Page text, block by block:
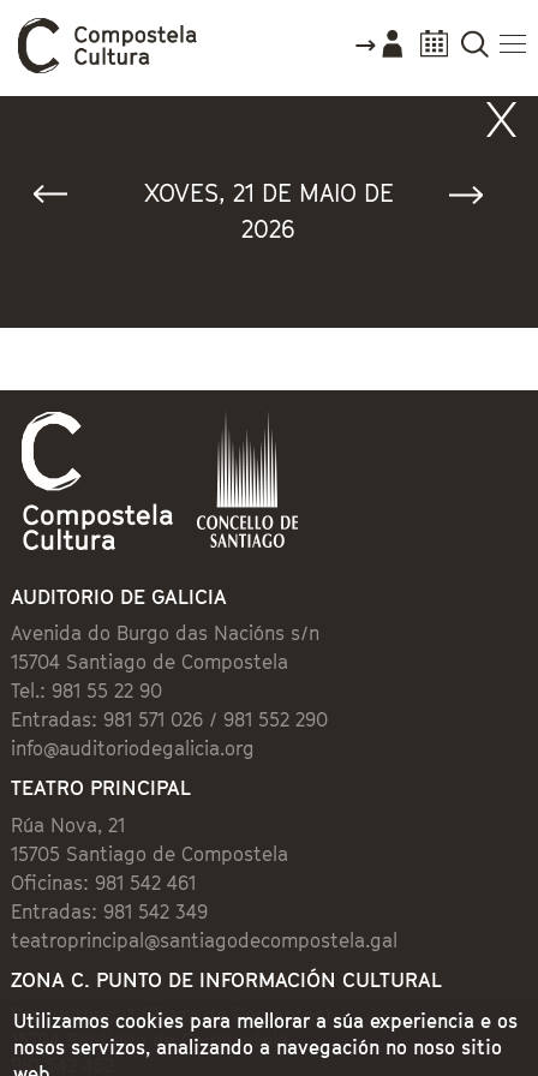
XOVES, 21 DE MAIO DE
2026
AUDITORIO DE GALICIA
Avenida do Burgo das Nacións s/n
15704 Santiago de Compostela
Tel.: 981 55 22 90
Entradas: 981 571 026 / 981 552 290
info@auditoriodegalicia.org
TEATRO PRINCIPAL
Rúa Nova, 21
15705 Santiago de Compostela
Oficinas: 981 542 461
Entradas: 981 542 349
teatroprincipal@santiagodecompostela.gal
ZONA C. PUNTO DE INFORMACIÓN CULTURAL
Preguntoiro, 1 (Praza de Cervantes)
15704 Santiago de Compostela
981 542 462
Utilizamos cookies para mellorar a súa experiencia e os
nosos servizos, analizando a navegación no noso sitio